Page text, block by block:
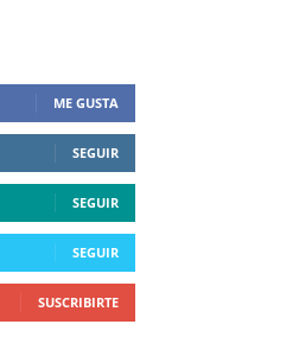
ME GUSTA
SEGUIR
SEGUIR
SEGUIR
SUSCRIBIRTE